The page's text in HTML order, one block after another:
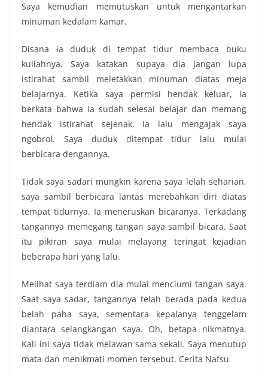
Saya kemudian memutuskan untuk mengantarkan
minuman kedalam kamar.
Disana ia duduk di tempat tidur membaca buku
kuliahnya. Saya katakan supaya dia jangan lupa
istirahat sambil meletakkan minuman diatas meja
belajarnya. Ketika saya permisi hendak keluar, ia
berkata bahwa ia sudah selesai belajar dan memang
hendak istirahat sejenak. Ia lalu mengajak saya
ngobrol. Saya duduk ditempat tidur lalu mulai
berbicara dengannya.
Tidak saya sadari mungkin karena saya lelah seharian,
saya sambil berbicara lantas merebahkan diri diatas
tempat tidurnya. Ia meneruskan bicaranya. Terkadang
tangannya memegang tangan saya sambil bicara. Saat
itu pikiran saya mulai melayang teringat kejadian
beberapa hari yang lalu.
Melihat saya terdiam dia mulai menciumi tangan saya.
Saat saya sadar, tangannya telah berada pada kedua
belah paha saya, sementara kepalanya tenggelam
diantara selangkangan saya. Oh, betapa nikmatnya.
Kali ini saya tidak melawan sama sekali. Saya menutup
mata dan menikmati momen tersebut. Cerita Nafsu